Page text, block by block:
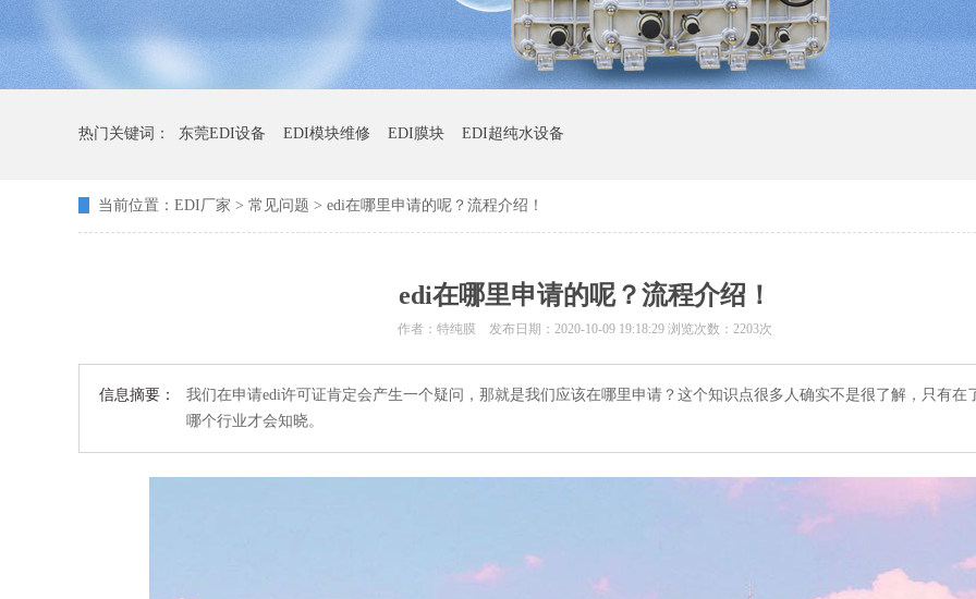
热门关键词： 东莞EDI设备 EDI模块维修 EDI膜块 EDI超纯水设备
当前位置： EDI厂家 > 常见问题 > edi在哪里申请的呢？流程介绍！
edi在哪里申请的呢？流程介绍！
作者：特纯膜 发布日期： 2020-10-09 19:18:29 浏览次数：2203次
信息摘要：
我们在申请edi许可证肯定会产生一个疑问，那就是我们应该在哪里申请？这个知识点很多人确实不是很了解，只有在
哪个行业才会知晓。